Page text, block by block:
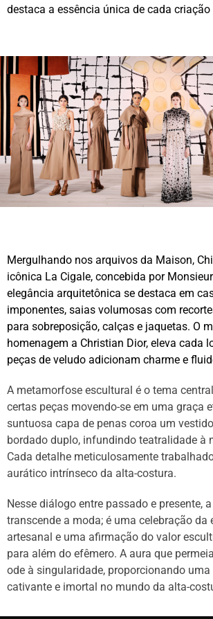
destaca a essência única de cada
Mergulhando nos arquivos da Maison,
icônica La Cigale, concebida por
elegância arquitetônica se destaca em
imponentes, saias volumosas com
para sobreposição, calças e jaquetas. O
homenagem a Christian Dior, eleva cada
peças de veludo adicionam charme e
A metamorfose escultural é o tema
certas peças movendo-se em uma graça
suntuosa capa de penas coroa um
bordado duplo, infundindo teatralidade à
Cada detalhe meticulosamente
aurático intrínseco da alta-costura.
Nesse diálogo entre passado e presente,
transcende a moda; é uma celebração da
artesanal e uma afirmação do valor
para além do efêmero. A aura que
ode à singularidade, proporcionando uma
cativante e imortal no mundo da alta-